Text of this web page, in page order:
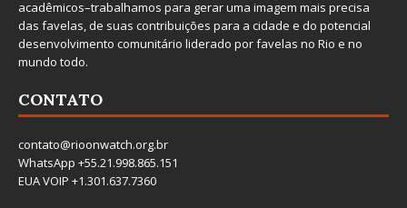
acadêmicos–trabalhamos para gerar uma imagem mais precisa
das favelas, de suas contribuições para a cidade e do potencial
desenvolvimento comunitário liderado por favelas no Rio e no
mundo todo.
CONTATO
contato@rioonwatch.org.br
WhatsApp +55.21.998.865.151
EUA VOIP +1.301.637.7360